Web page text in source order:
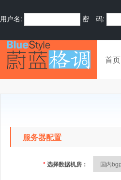
用户名: 密 码:
首页
服务器配置
*选择数据机房：